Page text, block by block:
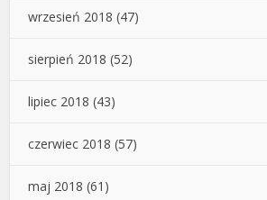
wrzesień 2018 (47)
sierpień 2018 (52)
lipiec 2018 (43)
czerwiec 2018 (57)
maj 2018 (61)